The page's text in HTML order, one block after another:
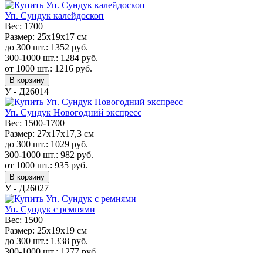
Уп. Сундук калейдоскоп
Вес: 1700
Размер: 25х19х17 см
до 300 шт.: 1352 руб.
300-1000 шт.: 1284 руб.
от 1000 шт.: 1216 руб.
В корзину
У - Д26014
Уп. Сундук Новогодний экспресс
Вес: 1500-1700
Размер: 27х17х17,3 см
до 300 шт.: 1029 руб.
300-1000 шт.: 982 руб.
от 1000 шт.: 935 руб.
В корзину
У - Д26027
Уп. Сундук с ремнями
Вес: 1500
Размер: 25х19х19 см
до 300 шт.: 1338 руб.